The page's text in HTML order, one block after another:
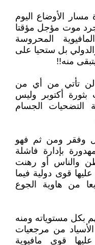
الأوضاع اليوم
موت مؤجل مؤقتا
المحروسة
بل ستحيا على
منه!!
لن تأتي من أي من
أكتوبر وليس
التضحيات الجسام
وفقر ومن ثم فهو
بإدارة فاشلة
والناس أو رهنت
قوى دولية فيما
من هاوية الجوع
بكل مستوياته ومنه
الأسياد من مرجعيات
قوى مافيوية